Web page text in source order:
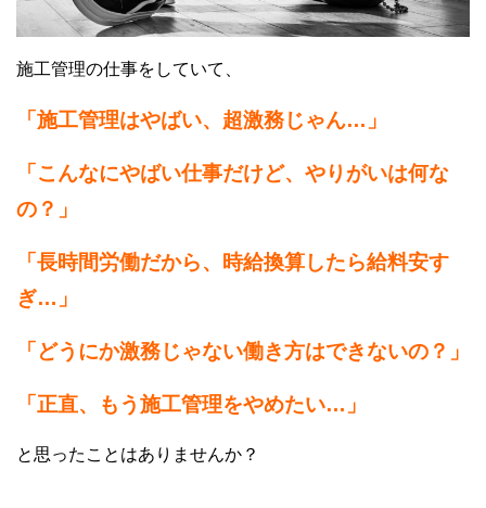
施工管理の仕事をしていて、
「施工管理はやばい、超激務じゃん…」
「こんなにやばい仕事だけど、やりがいは何な
の？」
「長時間労働だから、時給換算したら給料安す
ぎ…」
「どうにか激務じゃない働き方はできないの？」
「正直、もう施工管理をやめたい…」
と思ったことはありませんか？